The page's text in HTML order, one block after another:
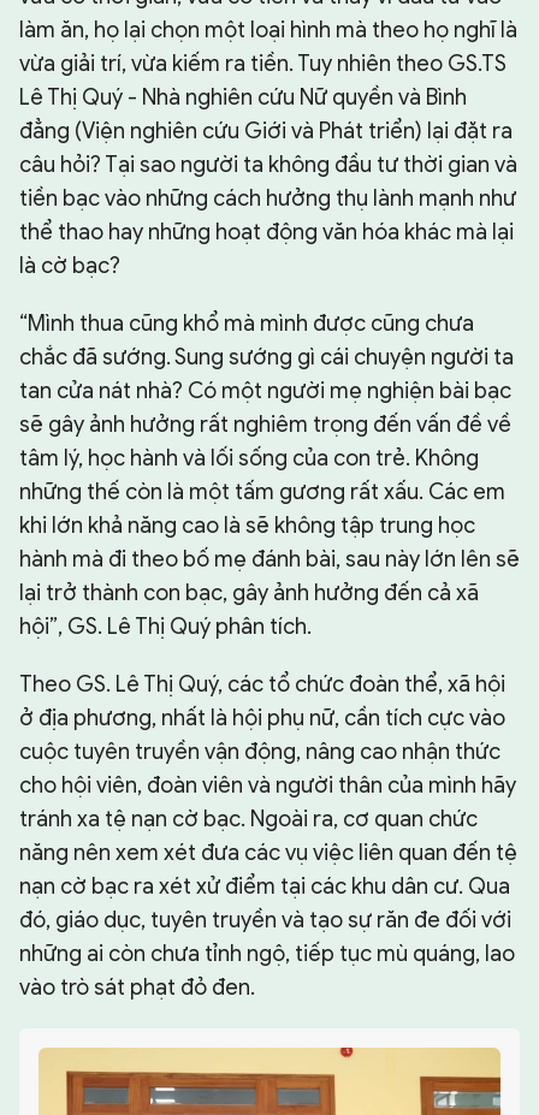
làm ăn, họ lại chọn một loại hình mà theo họ nghĩ là
vừa giải trí, vừa kiếm ra tiền. Tuy nhiên theo GS.TS
Lê Thị Quý - Nhà nghiên cứu Nữ quyền và Bình
đẳng (Viện nghiên cứu Giới và Phát triển) lại đặt ra
câu hỏi? Tại sao người ta không đầu tư thời gian và
tiền bạc vào những cách hưởng thụ lành mạnh như
thể thao hay những hoạt động văn hóa khác mà lại
là cờ bạc?
“Mình thua cũng khổ mà mình được cũng chưa
chắc đã sướng. Sung sướng gì cái chuyện người ta
tan cửa nát nhà? Có một người mẹ nghiện bài bạc
sẽ gây ảnh hưởng rất nghiêm trọng đến vấn đề về
tâm lý, học hành và lối sống của con trẻ. Không
những thế còn là một tấm gương rất xấu. Các em
khi lớn khả năng cao là sẽ không tập trung học
hành mà đi theo bố mẹ đánh bài, sau này lớn lên sẽ
lại trở thành con bạc, gây ảnh hưởng đến cả xã
hội”, GS. Lê Thị Quý phân tích.
Theo GS. Lê Thị Quý, các tổ chức đoàn thể, xã hội
ở địa phương, nhất là hội phụ nữ, cần tích cực vào
cuộc tuyên truyền vận động, nâng cao nhận thức
cho hội viên, đoàn viên và người thân của mình hãy
tránh xa tệ nạn cờ bạc. Ngoài ra, cơ quan chức
năng nên xem xét đưa các vụ việc liên quan đến tệ
nạn cờ bạc ra xét xử điểm tại các khu dân cư. Qua
đó, giáo dục, tuyên truyền và tạo sự răn đe đối với
những ai còn chưa tỉnh ngộ, tiếp tục mù quáng, lao
vào trò sát phạt đỏ đen.